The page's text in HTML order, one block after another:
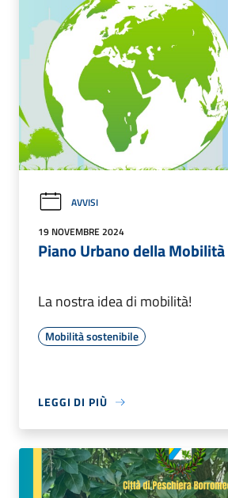
AVVISI
19 NOVEMBRE 2024
Piano Urbano della
La nostra idea di mobilità!
Mobilità sostenibile
LEGGI DI PIÙ